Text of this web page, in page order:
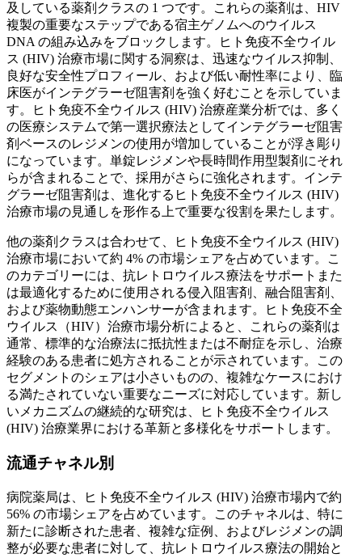
及している薬剤クラスの 1 つです。これらの薬剤は、HIV
複製の重要なステップである宿主ゲノムへのウイルス
DNA の組み込みをブロックします。ヒト免疫不全ウイル
ス (HIV) 治療市場に関する洞察は、迅速なウイルス抑制、
良好な安全性プロフィール、および低い耐性率により、臨
床医がインテグラーゼ阻害剤を強く好むことを示していま
す。ヒト免疫不全ウイルス (HIV) 治療産業分析では、多く
の医療システムで第一選択療法としてインテグラーゼ阻害
剤ベースのレジメンの使用が増加していることが浮き彫り
になっています。単錠レジメンや長時間作用型製剤にそれ
らが含まれることで、採用がさらに強化されます。インテ
グラーゼ阻害剤は、進化するヒト免疫不全ウイルス (HIV)
治療市場の見通しを形作る上で重要な役割を果たします。
他の薬剤クラスは合わせて、ヒト免疫不全ウイルス (HIV)
治療市場において約 4% の市場シェアを占めています。こ
のカテゴリーには、抗レトロウイルス療法をサポートまた
は最適化するために使用される侵入阻害剤、融合阻害剤、
および薬物動態エンハンサーが含まれます。ヒト免疫不全
ウイルス（HIV）治療市場分析によると、これらの薬剤は
通常、標準的な治療法に抵抗性または不耐症を示し、治療
経験のある患者に処方されることが示されています。この
セグメントのシェアは小さいものの、複雑なケースにおけ
る満たされていない重要なニーズに対応しています。新し
いメカニズムの継続的な研究は、ヒト免疫不全ウイルス
(HIV) 治療業界における革新と多様化をサポートします。
流通チャネル別
病院薬局は、ヒト免疫不全ウイルス (HIV) 治療市場内で約
56% の市場シェアを占めています。このチャネルは、特に
新たに診断された患者、複雑な症例、およびレジメンの調
整が必要な患者に対して、抗レトロウイルス療法の開始と